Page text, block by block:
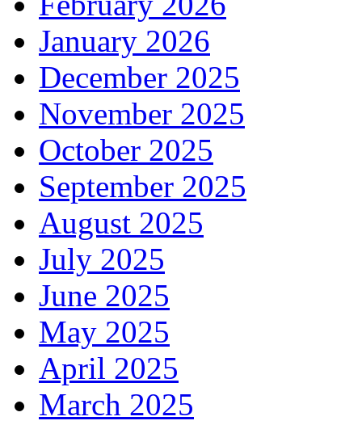
January 2026
December 2025
November 2025
October 2025
September 2025
August 2025
July 2025
June 2025
May 2025
April 2025
March 2025